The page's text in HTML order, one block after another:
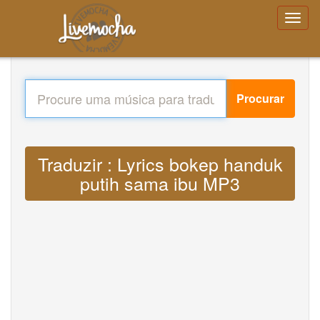
Procurar
Traduzir : Lyrics bokep handuk
putih sama ibu MP3